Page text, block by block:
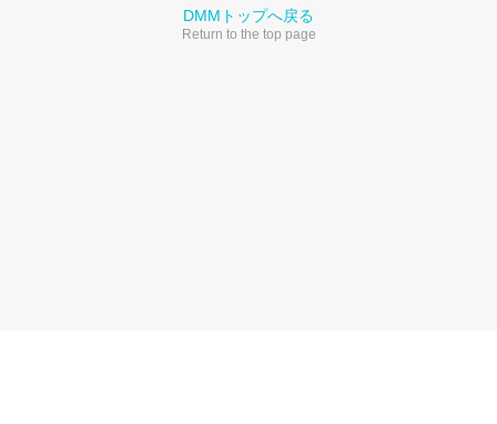
DMMトップへ戻る
Return to the top page